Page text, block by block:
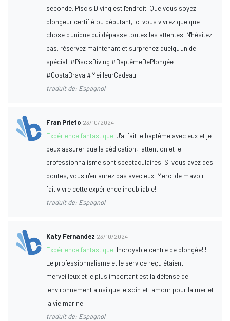
seconde, Piscis Diving est l'endroit. Que vous soyez
plongeur certifié ou débutant, ici vous vivrez quelque
chose d'unique qui dépasse toutes les attentes. N'hésitez
pas, réservez maintenant et surprenez quelqu'un de
spécial! #PiscisDiving #BaptêmeDePlongée
#CostaBrava #MeilleurCadeau
traduit de: Espagnol
Fran Prieto 23/10/2024
Expérience fantastique:J'ai fait le baptême avec eux et je
peux assurer que la dédication, l'attention et le
professionnalisme sont spectaculaires. Si vous avez des
doutes, vous n'en aurez pas avec eux. Merci de m'avoir
fait vivre cette expérience inoubliable!
traduit de: Espagnol
Katy Fernandez 23/10/2024
Expérience fantastique: Incroyable centre de plongée!!!
Le professionnalisme et le service reçu étaient
merveilleux et le plus important est la défense de
l'environnement ainsi que le soin et l'amour pour la mer et
la vie marine
traduit de: Espagnol